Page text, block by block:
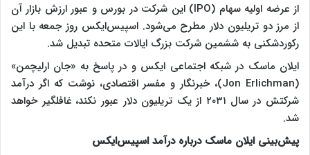
از عرضه اولیه سهام (IPO) این شرکت در بورس و عبور ارزش بازار آن
از مرز دو تریلیون دلار مطرح می‌شود. اسپیس‌ایکس روز جمعه با این
رکوردشکنی به ششمین شرکت بزرگ ایالات متحده تبدیل شد.
ایلان ماسک در شبکه اجتماعی ایکس و در پاسخ به «جان ارلیچمن»
(Jon Erlichman)، خبرنگار و مفسر اقتصادی، نوشت که اگر درآمد
شرکتش در سال ۲۰۳۱ از یک تریلیون دلار عبور نکند، غافلگیر خواهد
شد.
پیش‌بینی ایلان ماسک درباره درآمد اسپیس‌ایکس